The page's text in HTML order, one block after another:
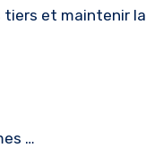
et maintenir
…